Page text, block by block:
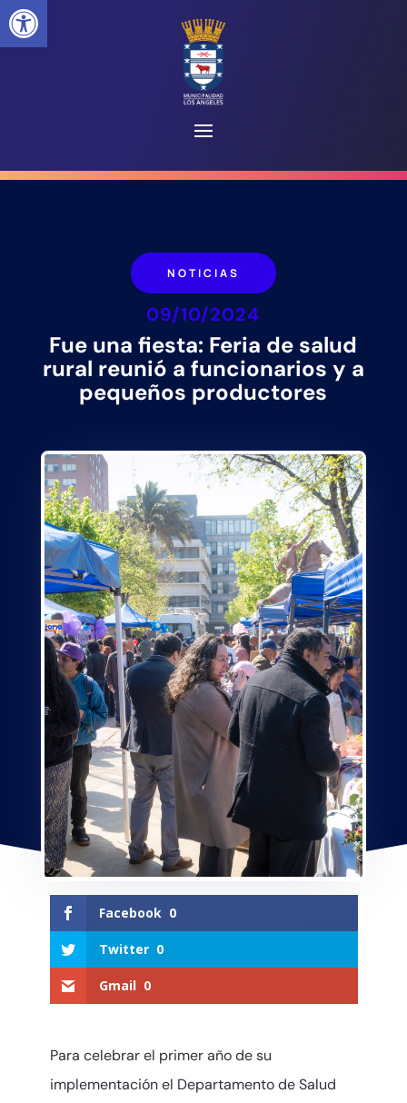
NOTICIAS
09/10/2024
Fue una fiesta: Feria de salud
rural reunió a funcionarios y a
pequeños productores
Facebook 0
Twitter 0
Gmail 0
Para celebrar el primer año de su
implementación el Departamento de Salud